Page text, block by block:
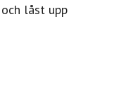
låst upp